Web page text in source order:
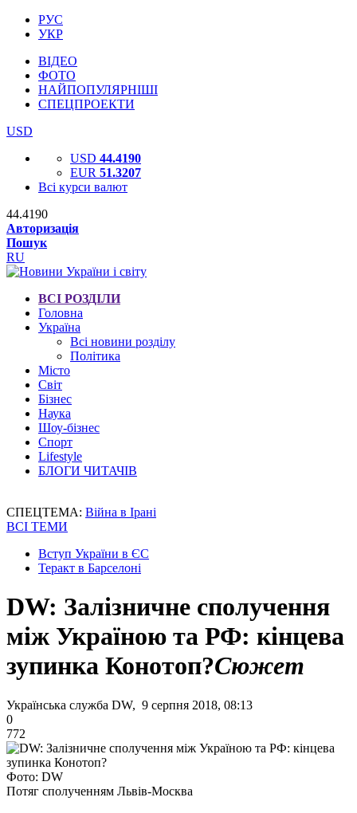
РУС
УКР
ВІДЕО
ФОТО
НАЙПОПУЛЯРНІШІ
СПЕЦПРОЕКТИ
USD
USD 44.4190
EUR 51.3207
Всі курси валют
44.4190
Авторизація
Пошук
RU
ВСІ РОЗДІЛИ
Головна
Україна
Всі новини розділу
Політика
Місто
Світ
Бізнес
Наука
Шоу-бізнес
Спорт
Lifestyle
БЛОГИ ЧИТАЧІВ
СПЕЦТЕМА: Війна в Ірані
ВСІ ТЕМИ
Вступ України в ЄС
Теракт в Барселоні
DW: Залізничне сполучення
між Україною та РФ: кінцева
зупинка Конотоп?Сюжет
Українська служба DW, 9 серпня 2018, 08:13
0
772
Фото: DW
Потяг сполученням Львів-Москва